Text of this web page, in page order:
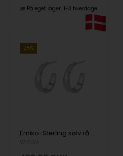
På eget lager 1-3 hverdage
25%
Emiko-Sterling sølv rå hoops, fra Wioga